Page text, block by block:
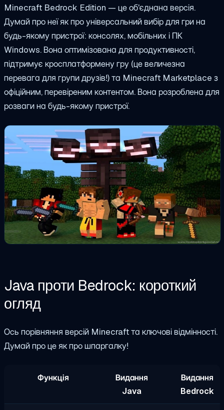
Minecraft Bedrock Edition — це об'єднана версія.
Думай про неї як про універсальний вибір для гри на
будь-якому пристрої: консолях, мобільних і ПК
Windows. Вона оптимізована для продуктивності,
підтримує кросплатформену гру (це величезна
перевага для групи друзів!) та Minecraft Marketplace з
офіційним, перевіреним контентом. Вона розроблена для
розваги на будь-якому пристрої.
Java проти Bedrock: короткий
огляд
Ось порівняння версій Minecraft та ключові відмінності.
Думай про це як про шпаргалку!
Функція
Видання
Java
Видання
Bedrock